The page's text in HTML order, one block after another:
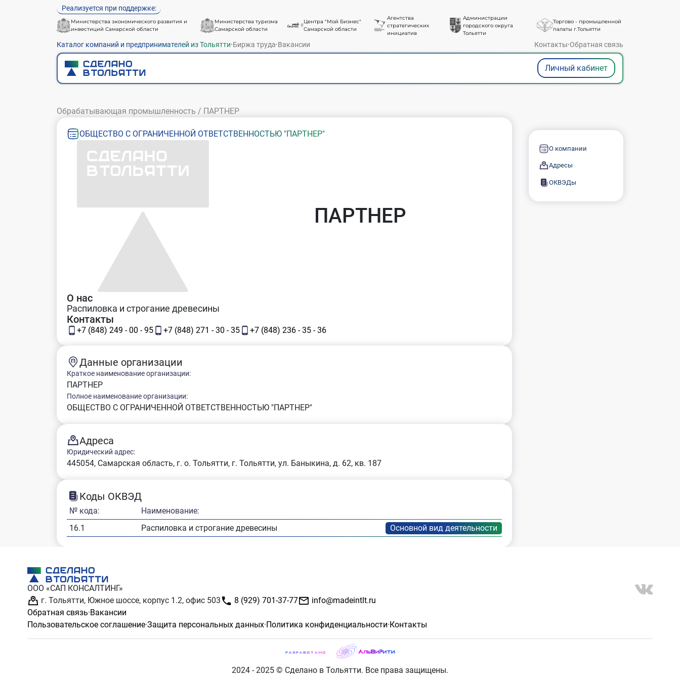
Реализуется при поддержке:
Министерства экономического развития и
инвестиций Самарской области
Министерства туризма
Самарской области
Центра "Мой Бизнес"
Самарской области
Агентства
стратегических
инициатив
Администрации
городского округа
Тольятти
Торгово - промышленной
палаты г.Тольятти
Каталог компаний и предпринимателей из Тольятти·Биржа труда·Вакансии Контакты·Обратная связь
Личный кабинет
Обрабатывающая промышленность / ПАРТНЕР
ОБЩЕСТВО С ОГРАНИЧЕННОЙ ОТВЕТСТВЕННОСТЬЮ "ПАРТНЕР"
ПАРТНЕР
О нас
Распиловка и строгание древесины
Контакты
+7 (848) 249 - 00 - 95 +7 (848) 271 - 30 - 35 +7 (848) 236 - 35 - 36
Данные организации
Краткое наименование организации:
ПАРТНЕР
Полное наименование организации:
ОБЩЕСТВО С ОГРАНИЧЕННОЙ ОТВЕТСТВЕННОСТЬЮ "ПАРТНЕР"
Адреса
Юридический адрес:
445054, Самарская область, г. о. Тольятти, г. Тольятти, ул. Баныкина, д. 62, кв. 187
Коды ОКВЭД
№ кода:
Наименование:
16.1
Распиловка и строгание древесины
О компании
Адресы
ОКВЭДы
ООО «САП КОНСАЛТИНГ»
г. Тольятти, Южное шоссе, корпус 1.2, офис 503
8 (929) 701-37-77
info@madeintlt.ru
Обратная связь·Вакансии
Пользовательское соглашение·Защита персональных данных·Политика конфиденциальности·Контакты
2024 - 2025 © Сделано в Тольятти. Все права защищены.